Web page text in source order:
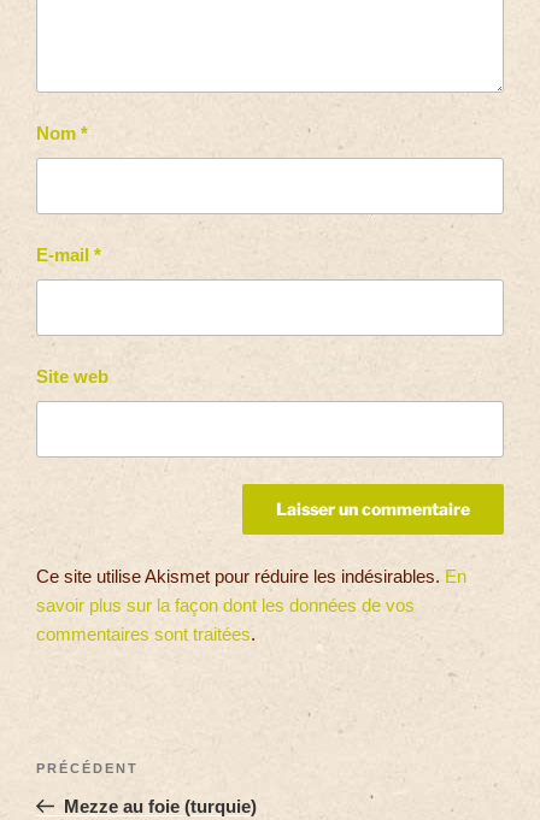
Nom *
E-mail *
Site web
Ce site utilise Akismet pour réduire les indésirables. En
savoir plus sur la façon dont les données de vos
commentaires sont traitées.
PRÉCÉDENT
Mezze au foie (turquie)